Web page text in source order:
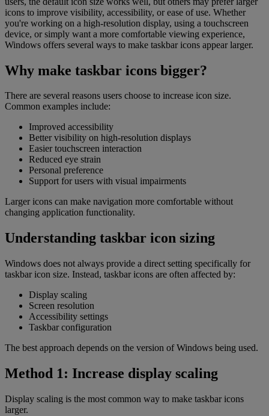
icons to improve visibility, accessibility, or ease of use. Whether
you're working on a high-resolution display, using a touchscreen
device, or simply want a more comfortable viewing experience,
Windows offers several ways to make taskbar icons appear larger.
Why make taskbar icons bigger?
There are several reasons users choose to increase icon size.
Common examples include:
Improved accessibility
Better visibility on high-resolution displays
Easier touchscreen interaction
Reduced eye strain
Personal preference
Support for users with visual impairments
Larger icons can make navigation more comfortable without
changing application functionality.
Understanding taskbar icon sizing
Windows does not always provide a direct setting specifically for
taskbar icon size. Instead, taskbar icons are often affected by:
Display scaling
Screen resolution
Accessibility settings
Taskbar configuration
The best approach depends on the version of Windows being used.
Method 1: Increase display scaling
Display scaling is the most common way to make taskbar icons
larger.